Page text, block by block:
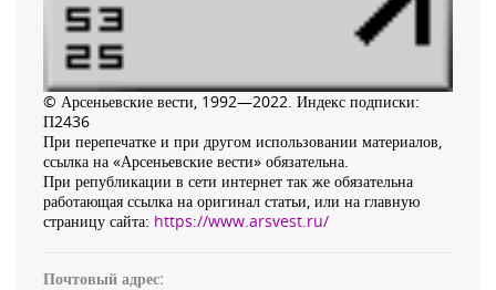
© Арсеньевские вести, 1992—2022. Индекс подписки:
П2436
При перепечатке и при другом использовании материалов,
ссылка на «Арсеньевские вести» обязательна.
При републикации в сети интернет так же обязательна
работающая ссылка на оригинал статьи, или на главную
страницу сайта: https://www.arsvest.ru/
Почтовый адрес: